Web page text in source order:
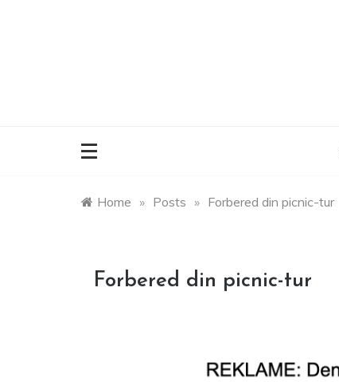
Home » Posts » Forbered din picnic-tur
Forbered din picnic-tur